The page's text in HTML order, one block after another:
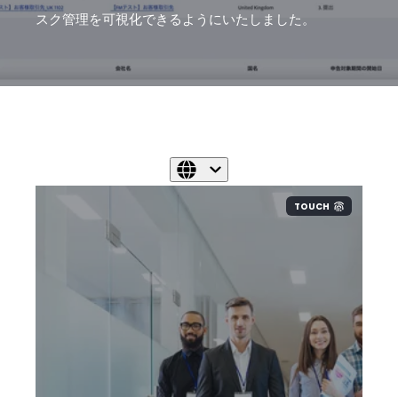
スク管理を可視化できるようにいたしました。
TOUCH
当社ではVAT登録・申告数は国内で